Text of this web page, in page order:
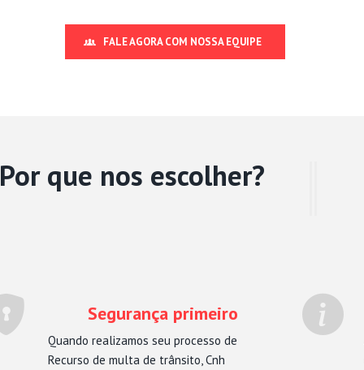
FALE AGORA COM NOSSA EQUIPE
Por que nos escolher?
Segurança primeiro
Quando realizamos seu processo de
Recurso de multa de trânsito, Cnh